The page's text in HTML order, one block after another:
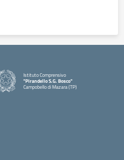
Istituto Comprensivo
"Pirandello S.G. Bosco"
Campobello di Mazara (TP)
— Visita la pagina iniziale della scuola